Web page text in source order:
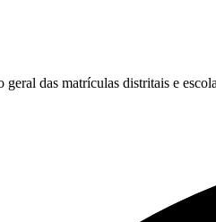
geral das matrículas distritais e